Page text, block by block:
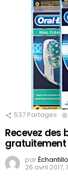
537 Partages
Recevez
gratuitement
par
26 avril 2017,